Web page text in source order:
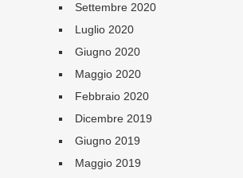
Settembre 2020
Luglio 2020
Giugno 2020
Maggio 2020
Febbraio 2020
Dicembre 2019
Giugno 2019
Maggio 2019